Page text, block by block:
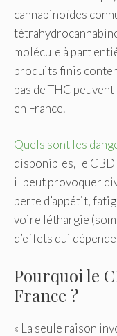
cannabinoïdes
molécule à part
produits finis
pas de THC
en France.
Quels sont les
disponibles, le CBD
il peut provoquer
perte d’appétit,
voire léthargie
d’effets qui
Pourquoi le
France ?
« La seule raison